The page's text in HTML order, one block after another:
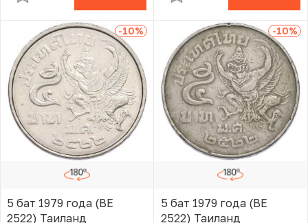
-10%
5 бат 1979 года (BE
2522) Таиланд
-10%
5 бат 1979 года (BE
2522) Таиланд